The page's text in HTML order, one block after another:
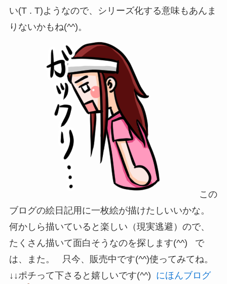
い(T . T)ようなので、シリーズ化する意味もあんま
りないかもね(^^)。
この
ブログの絵日記用に一枚絵が描けたしいいかな。
何かしら描いていると楽しい（現実逃避）ので、
たくさん描いて面白そうなのを探します(^^) で
は、また。 只今、販売中です(^^)使ってみてね。
↓↓ポチって下さると嬉しいです(^^) にほんブログ